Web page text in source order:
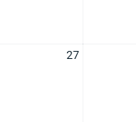
27